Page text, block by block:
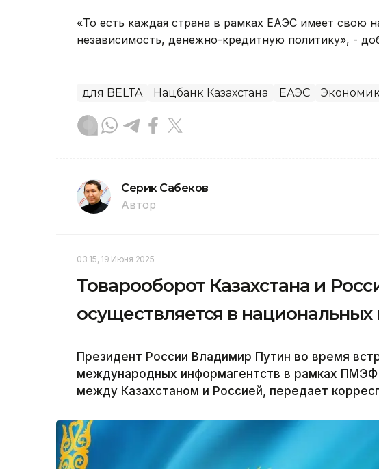
«То есть каждая страна в рамках ЕАЭС имеет свою
независимость, денежно-кредитную политику», -
для BELTA Нацбанк Казахстана ЕАЭС
Серик Сабеков
Автор
03:15, 19 Июня 2025
Товарооборот Казахстана и
осуществляется в национальных
Президент России Владимир Путин во время
международных информагентств в рамках
между Казахстаном и Россией, передает